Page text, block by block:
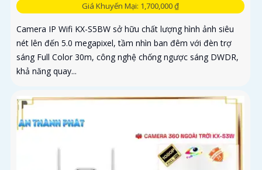
Giá Khuyến Mại: 1,700,000 ₫
Camera IP Wifi KX-S5BW sở hữu chất lượng hình ảnh siêu
nét lên đến 5.0 megapixel, tầm nhìn ban đêm với đèn trợ
sáng Full Color 30m, công nghệ chống ngược sáng DWDR,
khả năng quay...